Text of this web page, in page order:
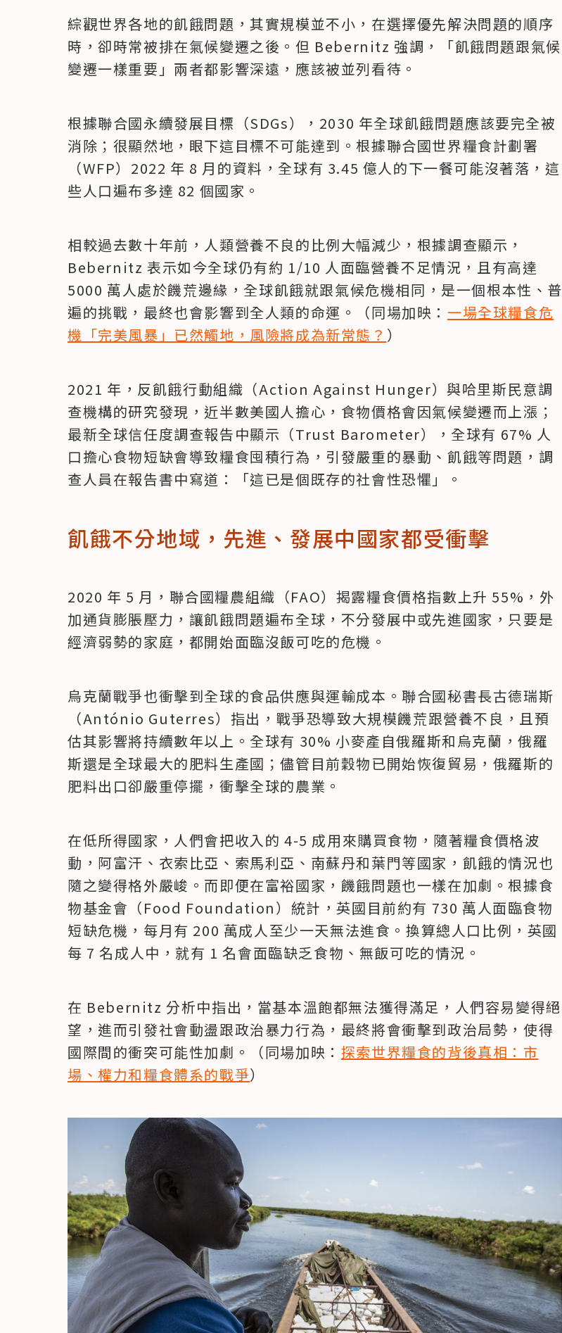
綜觀世界各地的飢餓問題，其實規模並不小，在選擇優先解決問題的順序
時，卻時常被排在氣候變遷之後。但 Bebernitz 強調，「飢餓問題跟氣候
變遷一樣重要」兩者都影響深遠，應該被並列看待。
根據聯合國永續發展目標（SDGs），2030 年全球飢餓問題應該要完全被
消除；很顯然地，眼下這目標不可能達到。根據聯合國世界糧食計劃署
（WFP）2022 年 8 月的資料，全球有 3.45 億人的下一餐可能沒著落，這
些人口遍布多達 82 個國家。
相較過去數十年前，人類營養不良的比例大幅減少，根據調查顯示，
Bebernitz 表示如今全球仍有約 1/10 人面臨營養不足情況，且有高達
5000 萬人處於饑荒邊緣，全球飢餓就跟氣候危機相同，是一個根本性、普
遍的挑戰，最終也會影響到全人類的命運。（同場加映： 一場全球糧食危
機「完美風暴」已然觸地，風險將成為新常態？ ）
2021 年，反飢餓行動組織（Action Against Hunger）與哈里斯民意調
查機構的研究發現，近半數美國人擔心，食物價格會因氣候變遷而上漲；
最新全球信任度調查報告中顯示（Trust Barometer），全球有 67% 人
口擔心食物短缺會導致糧食囤積行為，引發嚴重的暴動、飢餓等問題，調
查人員在報告書中寫道：「這已是個既存的社會性恐懼」。
飢餓不分地域，先進、發展中國家都受衝擊
2020 年 5 月，聯合國糧農組織（FAO）揭露糧食價格指數上升 55%，外
加通貨膨脹壓力，讓飢餓問題遍布全球，不分發展中或先進國家，只要是
經濟弱勢的家庭，都開始面臨沒飯可吃的危機。
烏克蘭戰爭也衝擊到全球的食品供應與運輸成本。聯合國秘書長古德瑞斯
（António Guterres）指出，戰爭恐導致大規模饑荒跟營養不良，且預
估其影響將持續數年以上。全球有 30% 小麥產自俄羅斯和烏克蘭，俄羅
斯還是全球最大的肥料生產國；儘管目前穀物已開始恢復貿易，俄羅斯的
肥料出口卻嚴重停擺，衝擊全球的農業。
在低所得國家，人們會把收入的 4-5 成用來購買食物，隨著糧食價格波
動，阿富汗、衣索比亞、索馬利亞、南蘇丹和葉門等國家，飢餓的情況也
隨之變得格外嚴峻。而即便在富裕國家，饑餓問題也一樣在加劇。根據食
物基金會（Food Foundation）統計，英國目前約有 730 萬人面臨食物
短缺危機，每月有 200 萬成人至少一天無法進食。換算總人口比例，英國
每 7 名成人中，就有 1 名會面臨缺乏食物、無飯可吃的情況。
在 Bebernitz 分析中指出，當基本溫飽都無法獲得滿足，人們容易變得絕
望，進而引發社會動盪跟政治暴力行為，最終將會衝擊到政治局勢，使得
國際間的衝突可能性加劇。（同場加映： 探索世界糧食的背後真相：市
場、權力和糧食體系的戰爭）